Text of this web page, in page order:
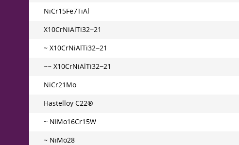
NiCr15Fe7TiAl
X10CrNiAlTi32−21
~ X10CrNiAlTi32−21
~~ X10CrNiAlTi32−21
NiCr21Mo
Hastelloy C22®
~ NiMo16Cr15W
~ NiMo28